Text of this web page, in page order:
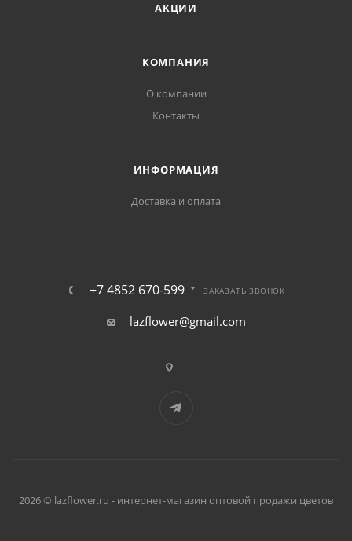
АКЦИИ
КОМПАНИЯ
О компании
Контакты
ИНФОРМАЦИЯ
Доставка и оплата
+7 4852 670-599 ЗАКАЗАТЬ ЗВОНОК
lazflower@gmail.com
2026 © lazflower.ru - интернет-магазин оптовой продажи цветов